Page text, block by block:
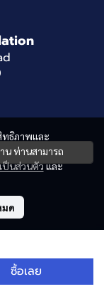
ซื้อเลย
ทธิภาพและ
น ท่านสามารถ
ป็นส่วนตัวและ
ด